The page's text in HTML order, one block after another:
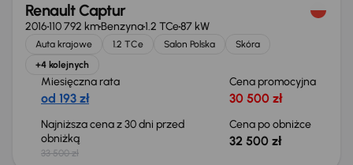
Renault Captur
2016110 792 kmBenzyna1.2 TCe87 kW
Auta krajowe 1.2 TCe Salon Polska
Skóra
+4 kolejnych
Miesięczna rata
od 193 zł
Cena promocyjna
30 500 zł
Najniższa cena z 30 dni przed
obniżką
33 500 zł
Cena po obniżce
32 500 zł